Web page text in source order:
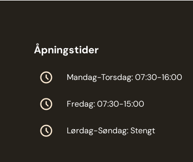
Åpningstider
Mandag-Torsdag: 07:30-16:00
Fredag: 07:30-15:00
Lørdag-Søndag: Stengt